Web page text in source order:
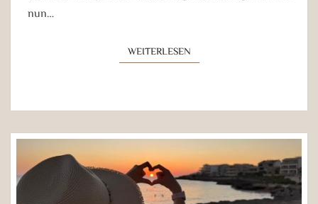
nun…
WEITERLESENWEITERLESEN